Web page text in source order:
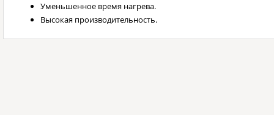
Уменьшенное время нагрева.
Высокая производительность.